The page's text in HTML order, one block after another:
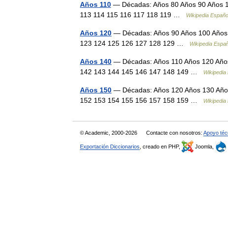
Años 110 — Décadas: Años 80 Años 90 Años
113 114 115 116 117 118 119 …
Wikipedia
Años 120 — Décadas: Años 90 Años 100
123 124 125 126 127 128 129 …
Wikipedia
Años 140 — Décadas: Años 110 Años 120
142 143 144 145 146 147 148 149 …
Wikipedia
Años 150 — Décadas: Años 120 Años 130
152 153 154 155 156 157 158 159 …
Wikipedia
© Academic, 2000-2026 Contacte con nosotros: Apoyo
Exportación Diccionarios , creado en PHP, Joomla,